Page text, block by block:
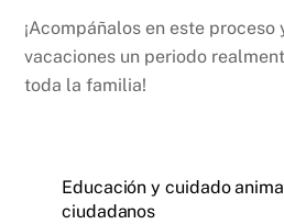
¡Acompáñalos en este proceso
vacaciones un periodo
toda la familia!
Educación y cuidado
ciudadanos